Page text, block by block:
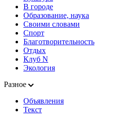
В городе
Образование, наука
Своими словами
Спорт
Благотворительность
Отдых
Клуб N
Экология
Разное
Объявления
Текст